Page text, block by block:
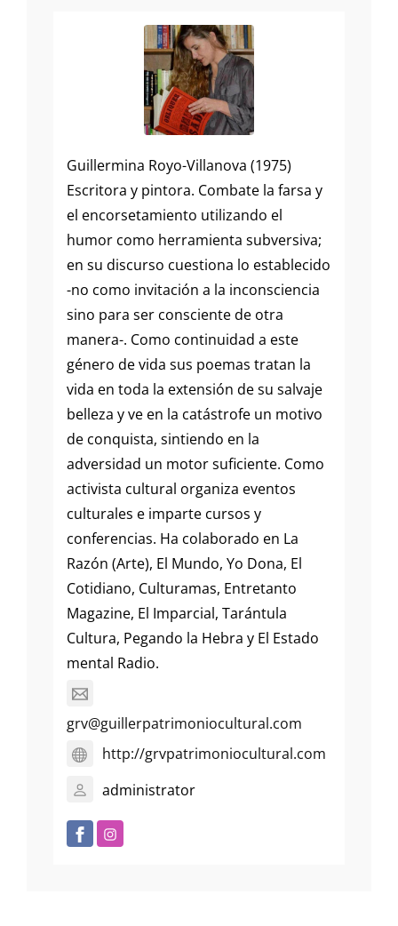
Guillermina Royo-Villanova (1975)
Escritora y pintora. Combate la farsa y
el encorsetamiento utilizando el
humor como herramienta subversiva;
en su discurso cuestiona lo establecido
-no como invitación a la inconsciencia
sino para ser consciente de otra
manera-. Como continuidad a este
género de vida sus poemas tratan la
vida en toda la extensión de su salvaje
belleza y ve en la catástrofe un motivo
de conquista, sintiendo en la
adversidad un motor suficiente. Como
activista cultural organiza eventos
culturales e imparte cursos y
conferencias. Ha colaborado en La
Razón (Arte), El Mundo, Yo Dona, El
Cotidiano, Culturamas, Entretanto
Magazine, El Imparcial, Tarántula
Cultura, Pegando la Hebra y El Estado
mental Radio.
grv@guillerpatrimoniocultural.com
http://grvpatrimoniocultural.com
administrator